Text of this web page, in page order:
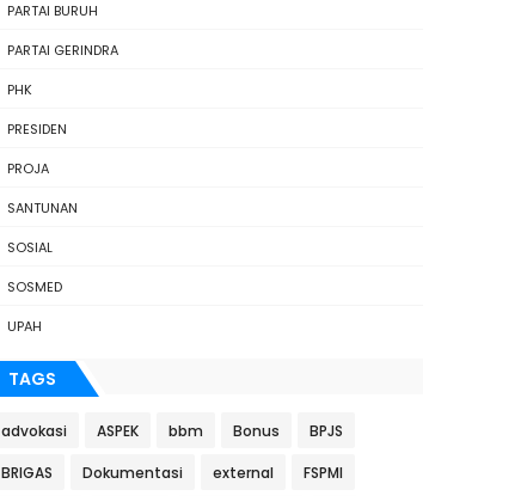
PARTAI BURUH
PARTAI GERINDRA
PHK
PRESIDEN
PROJA
SANTUNAN
SOSIAL
SOSMED
UPAH
TAGS
advokasi ASPEK bbm Bonus BPJS
BRIGAS Dokumentasi external FSPMI